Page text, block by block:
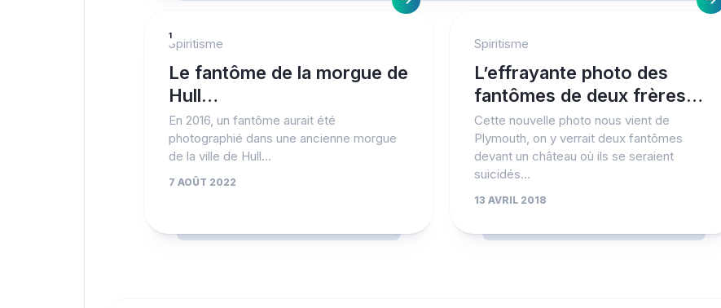
1
Spiritisme
Le fantôme de la morgue de
Hull…
En 2016, un fantôme aurait été
photographié dans une ancienne morgue
de la ville de Hull…
7 AOÛT 2022
Spiritisme
L’effrayante photo des
fantômes de deux frères…
Cette nouvelle photo nous vient de
Plymouth, on y verrait deux fantômes
devant un château où ils se seraient
suicidés…
13 AVRIL 2018